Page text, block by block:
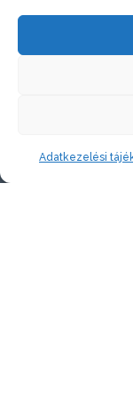
Adatkezelési
Szállítási és fizetési
Impresszum